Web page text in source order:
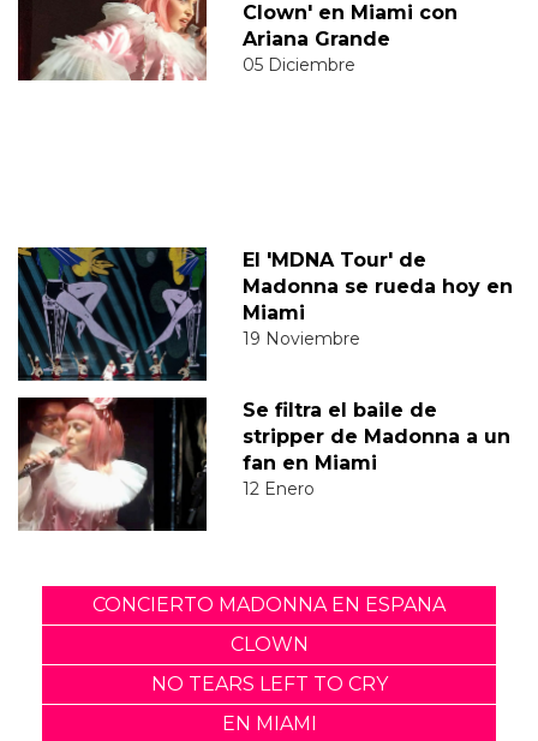
Clown' en Miami con
Ariana Grande
05 Diciembre
El 'MDNA Tour' de
Madonna se rueda hoy en
Miami
19 Noviembre
Se filtra el baile de
stripper de Madonna a un
fan en Miami
12 Enero
CONCIERTO MADONNA EN ESPANA
CLOWN
NO TEARS LEFT TO CRY
EN MIAMI